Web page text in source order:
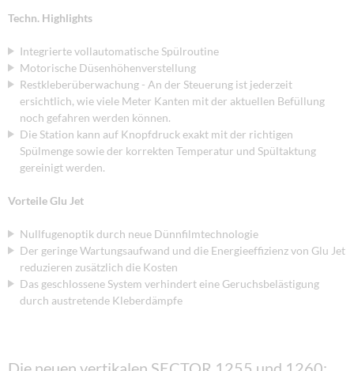
Techn. Highlights
Integrierte vollautomatische Spülroutine
Motorische Düsenhöhenverstellung
Restkleberüberwachung - An der Steuerung ist jederzeit
ersichtlich, wie viele Meter Kanten mit der aktuellen Befüllung
noch gefahren werden können.
Die Station kann auf Knopfdruck exakt mit der richtigen
Spülmenge sowie der korrekten Temperatur und Spültaktung
gereinigt werden.
Vorteile Glu Jet
Nullfugenoptik durch neue Dünnfilmtechnologie
Der geringe Wartungsaufwand und die Energieeffizienz von Glu Jet
reduzieren zusätzlich die Kosten
Das geschlossene System verhindert eine Geruchsbelästigung
durch austretende Kleberdämpfe